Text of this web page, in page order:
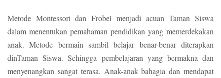
Metode Montessori dan Frobel menjadi acuan Taman Siswa
dalam menentukan pemahaman pendidikan yang memerdekakan
anak. Metode bermain sambil belajar benar-benar diterapkan
dinTaman Siswa. Sehingga pembelajaran yang bermakna dan
menyenangkan sangat terasa. Anak-anak bahagia dan mendapat